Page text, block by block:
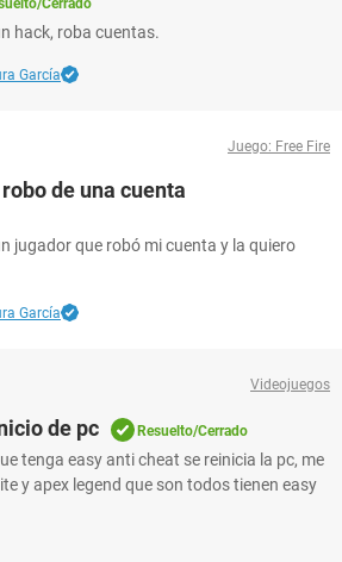
Cerrado
hack, roba cuentas.
García
Juego: Free Fire
de una cuenta
jugador que robó mi cuenta y la quiero
García
Videojuegos
de pc Resuelto/Cerrado
tenga easy anti cheat se reinicia la pc, me
y apex legend que son todos tienen easy